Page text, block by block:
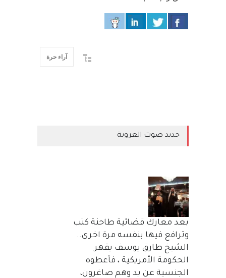
آراء حرة
جديد صوت العروبة
بعد معارك قضائية طاحنة كتب
وترافع فيها بنفسه مرة اخرى..
الشيخ طارق يوسف يقهر
الحكومة الأمريكية ، فأعطوه
الجنسية عن يد وهم صاغرون،